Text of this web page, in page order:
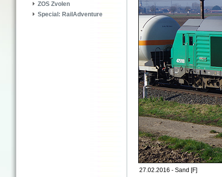
ZOS Zvolen
Special: RailAdventure
27.02.2016 - Sand [F]